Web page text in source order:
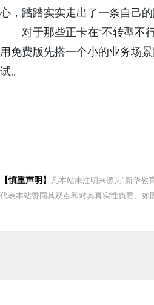
心，踏踏实实走出了一条自己的
对于那些正卡在“不转型不
用免费版先搭一个小的业务场
试。
【慎重声明】
凡本站未注明来源为"新华教
代表本站赞同其观点和对其真实性负责。